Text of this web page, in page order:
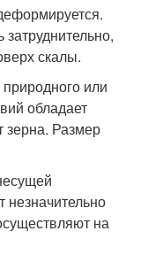
скалы.
или
обладает
зерна. Размер
незначительно
на